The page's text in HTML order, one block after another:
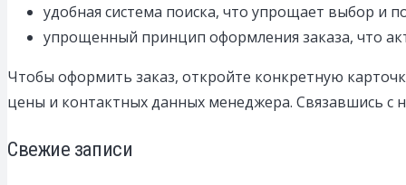
удобная система поиска, что упрощает выбор и
упрощенный принцип оформления заказа, что
Чтобы оформить заказ, откройте конкретную
цены и контактных данных менеджера. Связавшись
Свежие записи